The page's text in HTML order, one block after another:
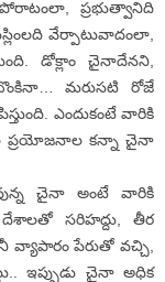
పోరాటంలా, ప్రభుత్వానిది
వేర్పాటువాదంలా,
డోక్లాం చైనాదేనని,
మరుసటి రోజే
ఎందుకంటే వారికి
ప్రయోజనాల కన్నా చైనా
చైనా అంటే వారికి
సరిహద్దు, తీర
పేరుతో వచ్చి,
ఇప్పుడు చైనా అధిక